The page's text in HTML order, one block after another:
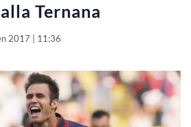
Ternana
2017 | 11:36